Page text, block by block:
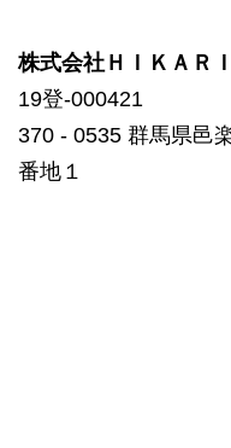
株式会社ＨＩＫＡＲＩ
19登-000421
370 ‐ 0535 群馬県邑
番地１